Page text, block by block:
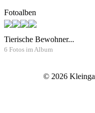
Fotoalben
Tierische Bewohner...
6 Fotos im Album
© 2026